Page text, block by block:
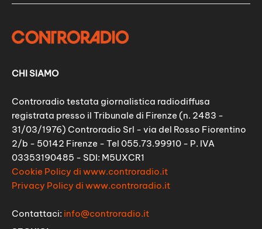
CHI SIAMO
Controradio testata giornalistica radiodiffusa
registrata presso il Tribunale di Firenze (n. 2483 -
31/03/1976) Controradio Srl - via del Rosso Fiorentino
2/b - 50142 Firenze - Tel 055.73.99910 - P. IVA
03353190485 - SDI: M5UXCR1
Cookie Policy di www.controradio.it
Privacy Policy di www.controradio.it
Contattaci: info@controradio.it